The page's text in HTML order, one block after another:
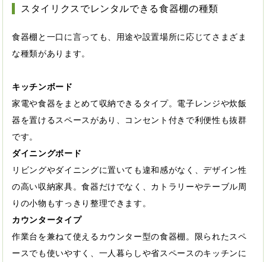
スタイリクスでレンタルできる食器棚の種類
食器棚と一口に言っても、用途や設置場所に応じてさまざま
な種類があります。
キッチンボード
家電や食器をまとめて収納できるタイプ。電子レンジや炊飯
器を置けるスペースがあり、コンセント付きで利便性も抜群
です。
ダイニングボード
リビングやダイニングに置いても違和感がなく、デザイン性
の高い収納家具。食器だけでなく、カトラリーやテーブル周
りの小物もすっきり整理できます。
カウンタータイプ
作業台を兼ねて使えるカウンター型の食器棚。限られたスペ
ースでも使いやすく、一人暮らしや省スペースのキッチンに